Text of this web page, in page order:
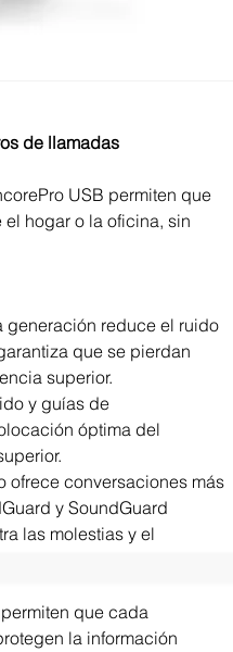
de llamadas
USB permiten que
hogar o la oficina, sin
generación reduce el ruido
que se pierdan
superior.
y guías de
óptima del
ofrece conversaciones más
y SoundGuard
las molestias y el
que cada
la información